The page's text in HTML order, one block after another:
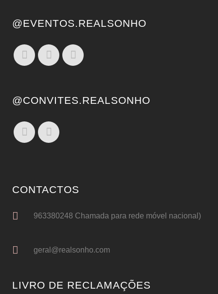
@EVENTOS.REALSONHO
@CONVITES.REALSONHO
CONTACTOS
963380248 Chamada para rede móvel nacional)
geral@realsonho.com
LIVRO DE RECLAMAÇÕES